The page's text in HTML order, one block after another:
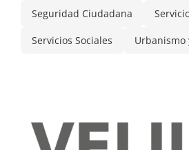
Seguridad Ciudadana
Servicios Sociales Urbanismo